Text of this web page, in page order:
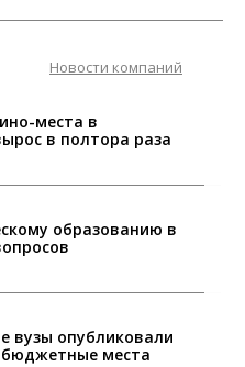
Новости компаний
места в
в полтора раза
образованию в
вузы опубликовали
бюджетные места